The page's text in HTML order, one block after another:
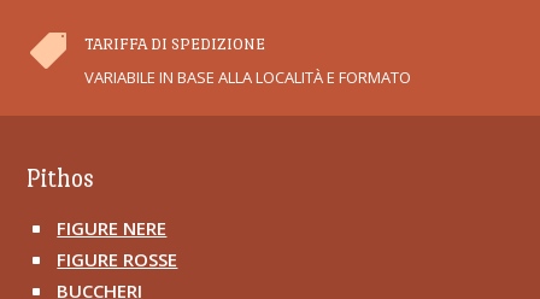
 TARIFFA DI SPEDIZIONE
VARIABILE IN BASE ALLA LOCALITÀ E FORMATO
Pithos
^ FIGURE NERE
^ FIGURE ROSSE
^ BUCCHERI